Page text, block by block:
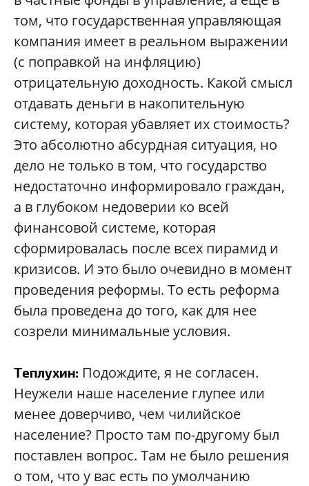
том, что государственная управляющая
компания имеет в реальном выражении
(с поправкой на инфляцию)
отрицательную доходность. Какой смысл
отдавать деньги в накопительную
систему, которая убавляет их стоимость?
Это абсолютно абсурдная ситуация, но
дело не только в том, что государство
недостаточно информировало граждан,
а в глубоком недоверии ко всей
финансовой системе, которая
сформировалась после всех пирамид и
кризисов. И это было очевидно в момент
проведения реформы. То есть реформа
была проведена до того, как для нее
созрели минимальные условия.
Теплухин: Подождите, я не согласен.
Неужели наше население глупее или
менее доверчиво, чем чилийское
население? Просто там по-другому был
поставлен вопрос. Там не было решения
о том, что у вас есть по умолчанию